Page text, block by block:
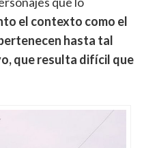
el contexto como el
hasta tal
que resulta difícil que